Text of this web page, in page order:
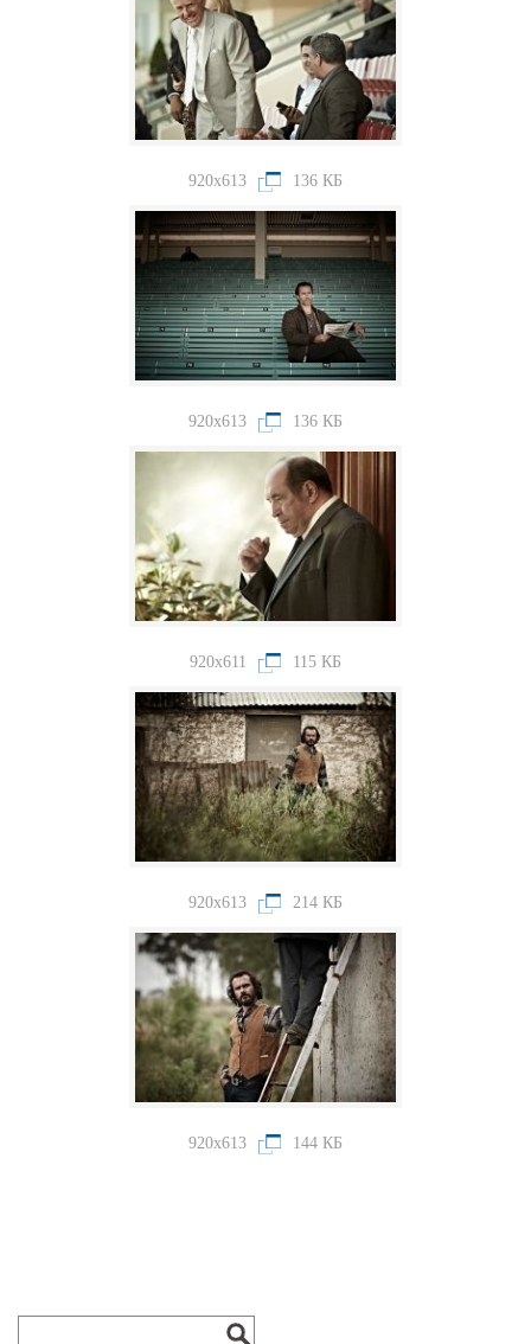
920x613 136 КБ
920x613 136 КБ
920x611 115 КБ
920x613 214 КБ
920x613 144 КБ